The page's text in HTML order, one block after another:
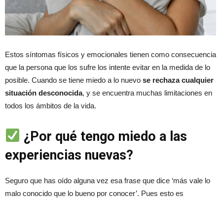
Estos síntomas físicos y emocionales tienen como consecuencia
que la persona que los sufre los intente evitar en la medida de lo
posible. Cuando se tiene miedo a lo nuevo se rechaza cualquier
situación desconocida, y se encuentra muchas limitaciones en
todos los ámbitos de la vida.
¿Por qué tengo miedo a las
experiencias nuevas?
Seguro que has oído alguna vez esa frase que dice ‘más vale lo
malo conocido que lo bueno por conocer’. Pues esto es